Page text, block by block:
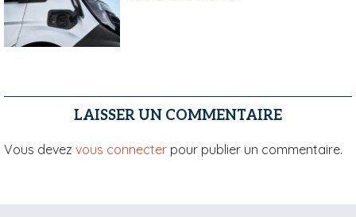
LAISSER UN COMMENTAIRE
Vous devez vous connecter pour publier un commentaire.